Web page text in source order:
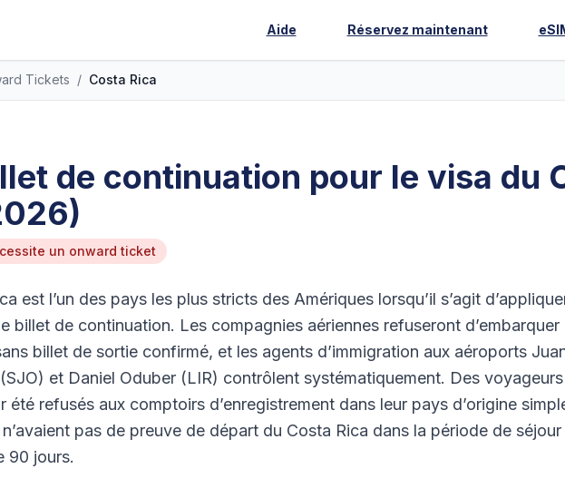
Aide Réservez maintenant
Tickets / Costa Rica
de continuation pour le visa du
un onward ticket
est l’un des pays les plus stricts des Amériques lorsqu’il s’agit
billet de continuation. Les compagnies aériennes refuseront d’embarquer
billet de sortie confirmé, et les agents d’immigration aux aéroports
et Daniel Oduber (LIR) contrôlent systématiquement. Des
été refusés aux comptoirs d’enregistrement dans leur pays d’origine
n’avaient pas de preuve de départ du Costa Rica dans la période de séjour
90 jours.